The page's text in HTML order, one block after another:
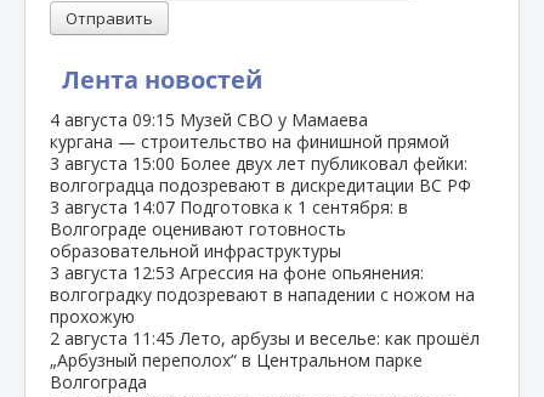
Лента новостей
4 августа 09:15 Музей СВО у Мамаева
кургана — строительство на финишной прямой
3 августа 15:00 Более двух лет публиковал фейки:
волгоградца подозревают в дискредитации ВС РФ
3 августа 14:07 Подготовка к 1 сентября: в
Волгограде оценивают готовность
образовательной инфраструктуры
3 августа 12:53 Агрессия на фоне опьянения:
волгоградку подозревают в нападении с ножом на
прохожую
2 августа 11:45 Лето, арбузы и веселье: как прошёл
„Арбузный переполох“ в Центральном парке
Волгограда
Отправить